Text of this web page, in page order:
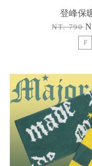
登峰保
NT. 790
F